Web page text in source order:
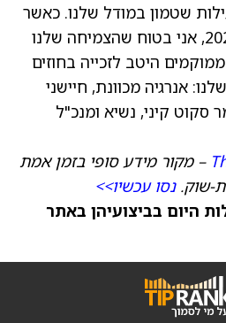
שטמון במודל שלנו. כאשר
אני מסתכל קדימה ל-2026, אני בטוח שהצמיחה שלנו
היטב לזכייה בחוזים
אנרגיה מכוונת, חיישני
סקוט קיני, נשיא ומנכ"ל
– מקור מידע סופי בזמן אמת
שוק.נסו עכשיו>>
היום בביצועיהן באתר